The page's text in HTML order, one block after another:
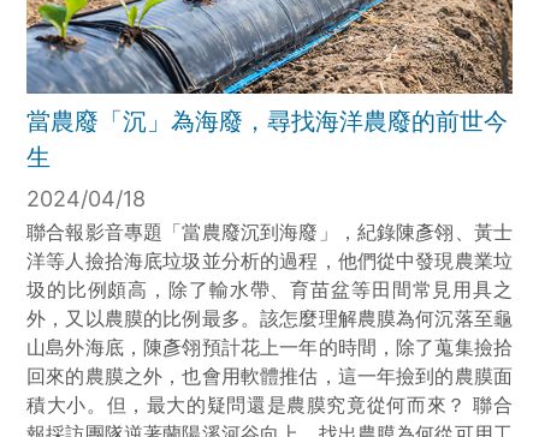
當農廢「沉」為海廢，尋找海洋農廢的前世今
生
2024/04/18
聯合報影音專題「當農廢沉到海廢」，紀錄陳彥翎、黃士
洋等人撿拾海底垃圾並分析的過程，他們從中發現農業垃
圾的比例頗高，除了輸水帶、育苗盆等田間常見用具之
外，又以農膜的比例最多。該怎麼理解農膜為何沉落至龜
山島外海底，陳彥翎預計花上一年的時間，除了蒐集撿拾
回來的農膜之外，也會用軟體推估，這一年撿到的農膜面
積大小。但，最大的疑問還是農膜究竟從何而來？ 聯合